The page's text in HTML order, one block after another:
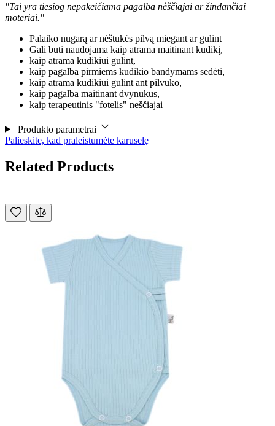
"Tai yra tiesiog nepakeičiama pagalba nėščiajai ar žindančiai
moteriai."
Palaiko nugarą ar nėštukės pilvą miegant ar gulint
Gali būti naudojama kaip atrama maitinant kūdikį,
kaip atrama kūdikiui gulint,
kaip pagalba pirmiems kūdikio bandymams sedėti,
kaip atrama kūdikiui gulint ant pilvuko,
kaip pagalba maitinant dvynukus,
kaip terapeutinis "fotelis" neščiajai
Produkto parametrai
Palieskite, kad praleistumėte karuselę
Related Products